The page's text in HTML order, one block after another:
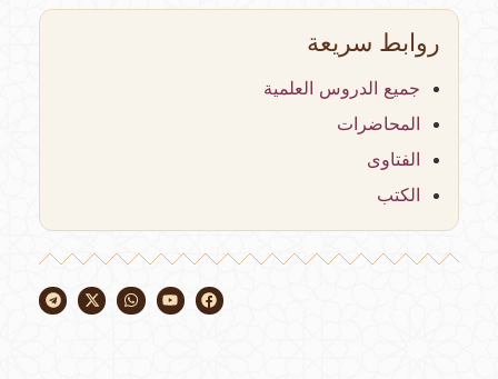
روابط سريعة
جميع الدروس العلمية
المحاضرات
الفتاوى
الكتب